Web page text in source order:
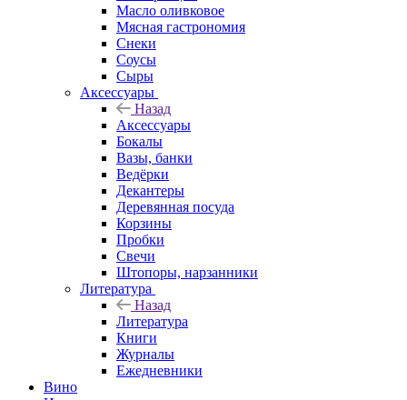
Масло оливковое
Мясная гастрономия
Снеки
Соусы
Сыры
Аксессуары
Назад
Аксессуары
Бокалы
Вазы, банки
Ведёрки
Декантеры
Деревянная посуда
Корзины
Пробки
Свечи
Штопоры, нарзанники
Литература
Назад
Литература
Книги
Журналы
Ежедневники
Вино